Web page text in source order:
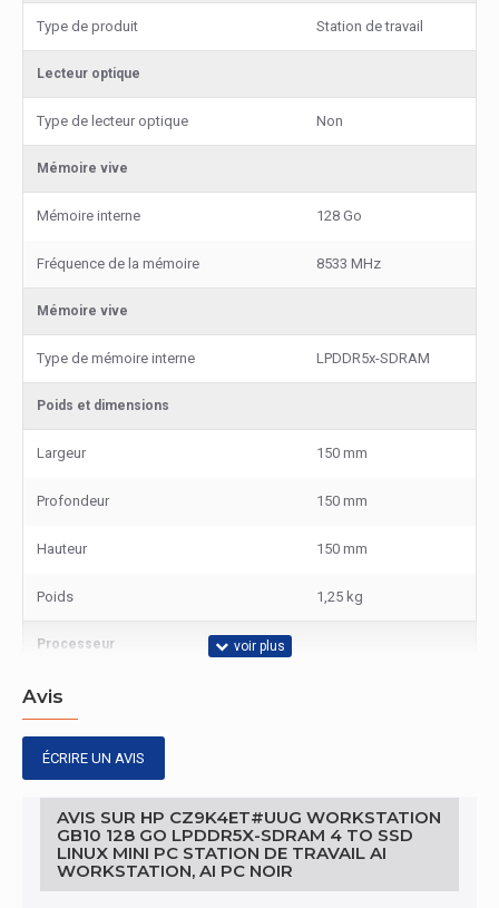
Type de produit Station de travail
Lecteur optique
Type de lecteur optique Non
Mémoire vive
Mémoire interne 128 Go
Fréquence de la mémoire 8533 MHz
Mémoire vive
Type de mémoire interne LPDDR5x-SDRAM
Poids et dimensions
Largeur 150 mm
Profondeur 150 mm
Hauteur 150 mm
Poids 1,25 kg
Processeur
Nombre de coeurs de processeurs
Processeur
Connectivité
Quantité de ports HDMI
Avis
ÉCRIRE UN AVIS
AVIS SUR HP CZ9K4ET#UUG WORKSTATION
GB10 128 GO LPDDR5X-SDRAM 4 TO SSD
LINUX MINI PC STATION DE TRAVAIL AI
WORKSTATION, AI PC NOIR